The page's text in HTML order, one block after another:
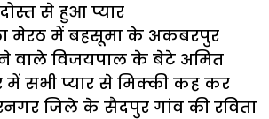
से हुआ प्यार
मेरठ में बहसूमा के अकबरपुर
वाले विजयपाल के बेटे अमित
में सभी प्यार से मिक्की कह कर
जिले के सैदपुर गांव की रविता